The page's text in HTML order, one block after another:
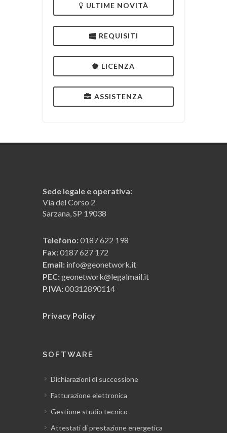
ULTIME NOVITÀ
REQUISITI
LICENZA
ASSISTENZA
Sede legale e operativa:
Via del Corso 2
Sarzana, SP 19038
Telefono:0187 622 198
Fax:0187 627 172
Email: info@geonetwork.it
PEC:geonetwork@legalmail.it
P.IVA:00312890114
Privacy Policy
SOFTWARE
Dichiarazioni di successione
Fatturazione elettronica
Gestione studio tecnico
Attestati di prestazione energetica